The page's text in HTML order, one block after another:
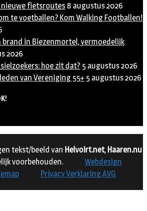
nieuwe fietsroutes 8 augustus 2026
te voetballen? Kom Walking Footballen!
brand in Biezenmortel, vermoedelijk
2026
hoe zit dat? 5 augustus 2026
van Vereniging 55+ 5 augustus 2026
tekst/beeld van Helvoirt.net, Haaren.nu
voorbehouden.
Webdesign
Privacy Verklaring AVG